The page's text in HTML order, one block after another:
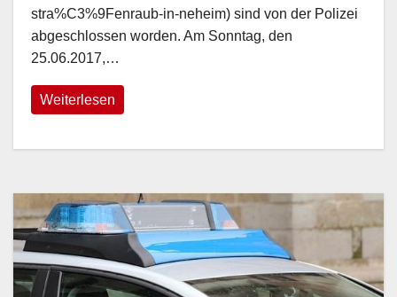
stra%C3%9Fenraub-in-neheim) sind von der Polizei
abgeschlossen worden. Am Sonntag, den
25.06.2017,…
Weiterlesen